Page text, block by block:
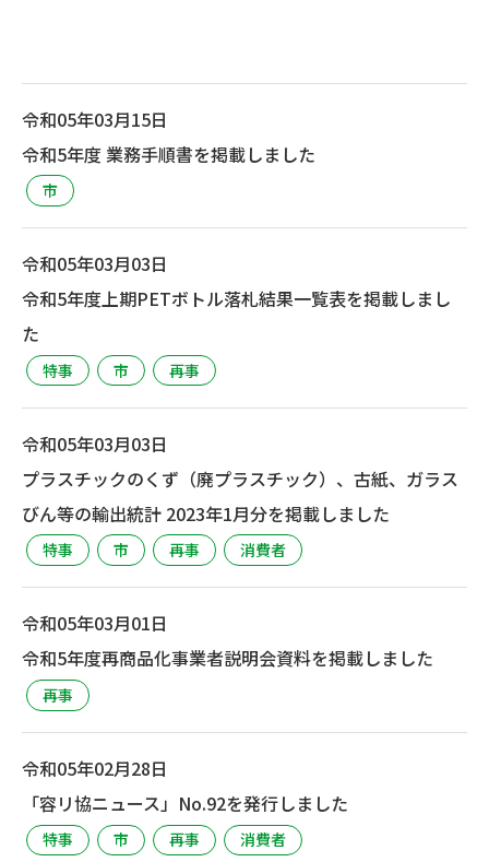
令和05年03月15日
令和5年度 業務手順書を掲載しました
市
令和05年03月03日
令和5年度上期PETボトル落札結果一覧表を掲載しまし
た
特事 市 再事
令和05年03月03日
プラスチックのくず（廃プラスチック）、古紙、ガラス
びん等の輸出統計 2023年1月分を掲載しました
特事 市 再事 消費者
令和05年03月01日
令和5年度再商品化事業者説明会資料を掲載しました
再事
令和05年02月28日
「容リ協ニュース」No.92を発行しました
特事 市 再事 消費者